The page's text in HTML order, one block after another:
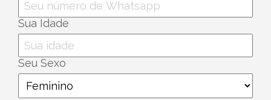
Sua Idade
Seu Sexo